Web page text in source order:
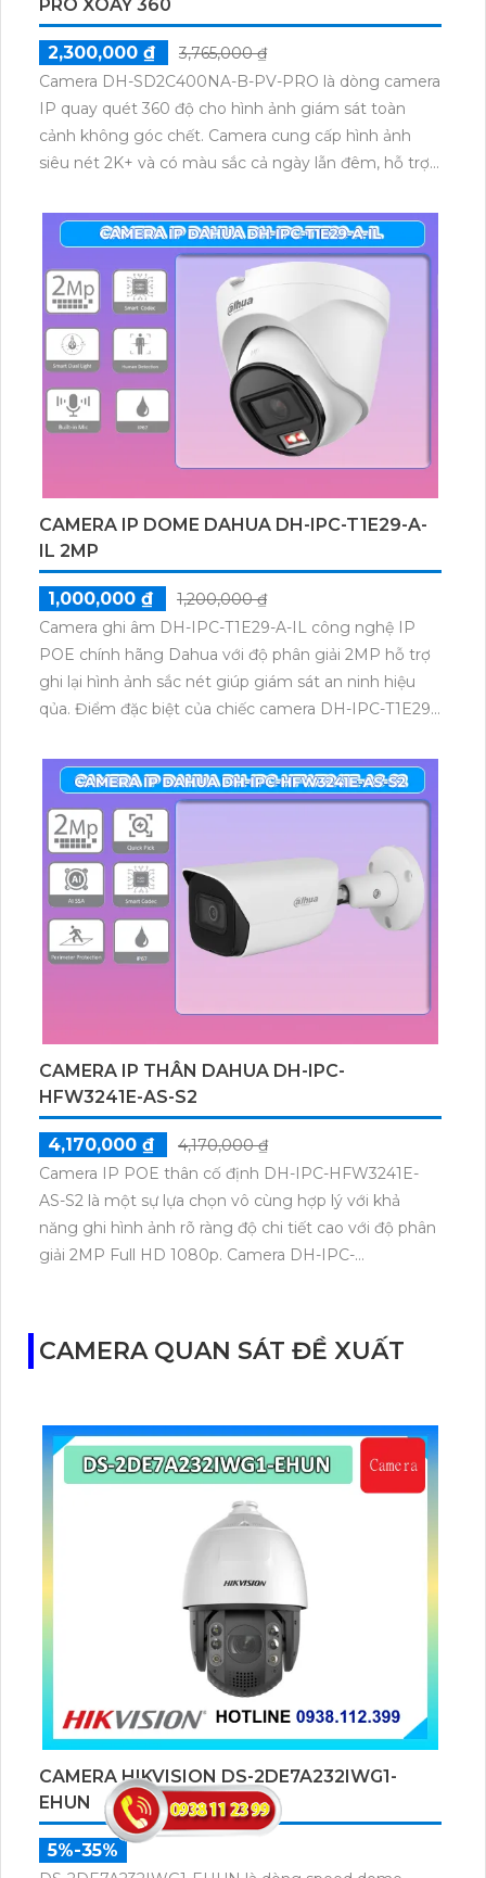
PRO XOAY 360
2,300,000 ₫
3,765,000 ₫
Camera DH-SD2C400NA-B-PV-PRO là dòng camera
IP quay quét 360 độ cho hình ảnh giám sát toàn
cảnh không góc chết. Camera cung cấp hình ảnh
siêu nét 2K+ và có màu sắc cả ngày lẫn đêm, hỗ trợ
ninh hiệu quả.
CAMERA IP DOME DAHUA DH-IPC-T1E29-A-
IL 2MP
1,000,000 ₫
1,200,000 ₫
Camera ghi âm DH-IPC-T1E29-A-IL công nghệ IP
POE chính hãng Dahua với độ phân giải 2MP hỗ trợ
ghi lại hình ảnh sắc nét giúp giám sát an ninh hiệu
qủa. Điểm đặc biệt của chiếc camera DH-IPC-T1E29-
năng phát hiện con người chính xác.
CAMERA IP THÂN DAHUA DH-IPC-
HFW3241E-AS-S2
4,170,000 ₫
4,170,000 ₫
Camera IP POE thân cố định DH-IPC-HFW3241E-
AS-S2 là một sự lựa chọn vô cùng hợp lý với khả
năng ghi hình ảnh rõ ràng độ chi tiết cao với độ phân
giải 2MP Full HD 1080p. Camera DH-IPC-
người và phương tiện chính xác.
CAMERA QUAN SÁT ĐỀ XUẤT
CAMERA HIKVISION DS-2DE7A232IWG1-
EHUN
5%-35%